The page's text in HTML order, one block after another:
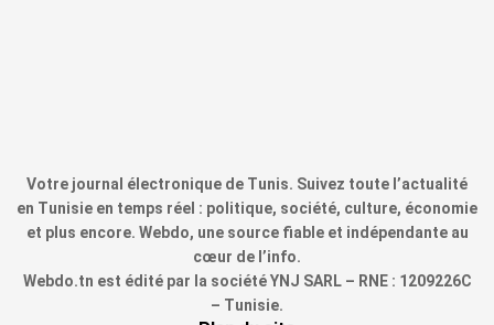
Votre journal électronique de Tunis. Suivez toute l’actualité
en Tunisie en temps réel : politique, société, culture, économie
et plus encore. Webdo, une source fiable et indépendante au
cœur de l’info.
Webdo.tn est édité par la société YNJ SARL – RNE : 1209226C
– Tunisie.